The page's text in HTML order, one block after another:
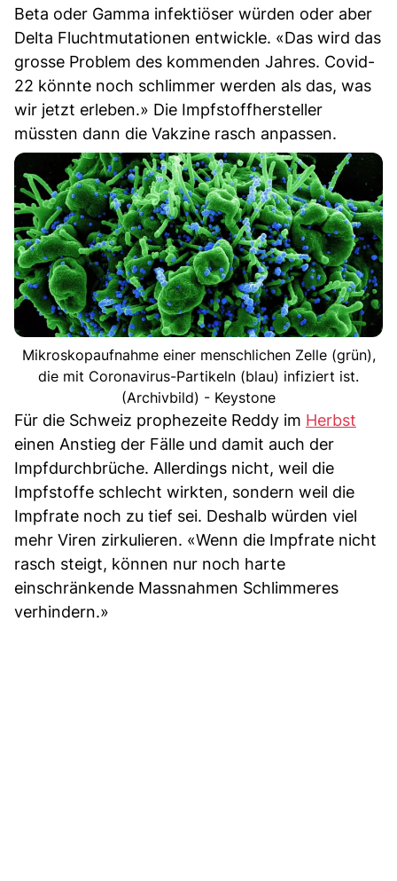
Beta oder Gamma infektiöser würden oder aber
Delta Fluchtmutationen entwickle. «Das wird das
grosse Problem des kommenden Jahres. Covid-
22 könnte noch schlimmer werden als das, was
wir jetzt erleben.» Die Impfstoffhersteller
müssten dann die Vakzine rasch anpassen.
Mikroskopaufnahme einer menschlichen Zelle (grün),
die mit Coronavirus-Partikeln (blau) infiziert ist.
(Archivbild) - Keystone
Für die Schweiz prophezeite Reddy im Herbst
einen Anstieg der Fälle und damit auch der
Impfdurchbrüche. Allerdings nicht, weil die
Impfstoffe schlecht wirkten, sondern weil die
Impfrate noch zu tief sei. Deshalb würden viel
mehr Viren zirkulieren. «Wenn die Impfrate nicht
rasch steigt, können nur noch harte
einschränkende Massnahmen Schlimmeres
verhindern.»